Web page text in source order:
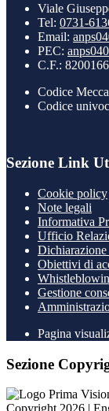
Viale
Tel: 0731-
Email:
PEC:
C.F.:
Codice
Codice
Sezione Link
Cookie policy
Note legali
Informativa
Ufficio
Dichiarazione
Obiettivi di
Gestione
Pagina
Sezione